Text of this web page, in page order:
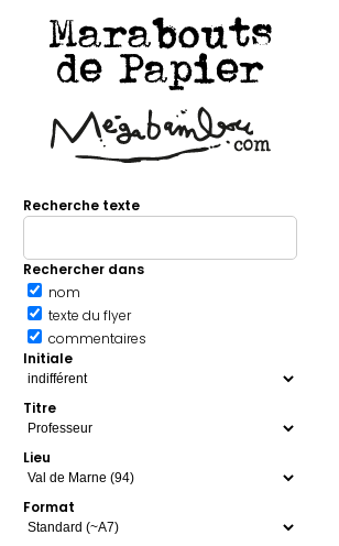
Marabouts
de Papier
Recherche texte
Rechercher dans
nom
texte du flyer
commentaires
Initiale
Titre
Lieu
Format